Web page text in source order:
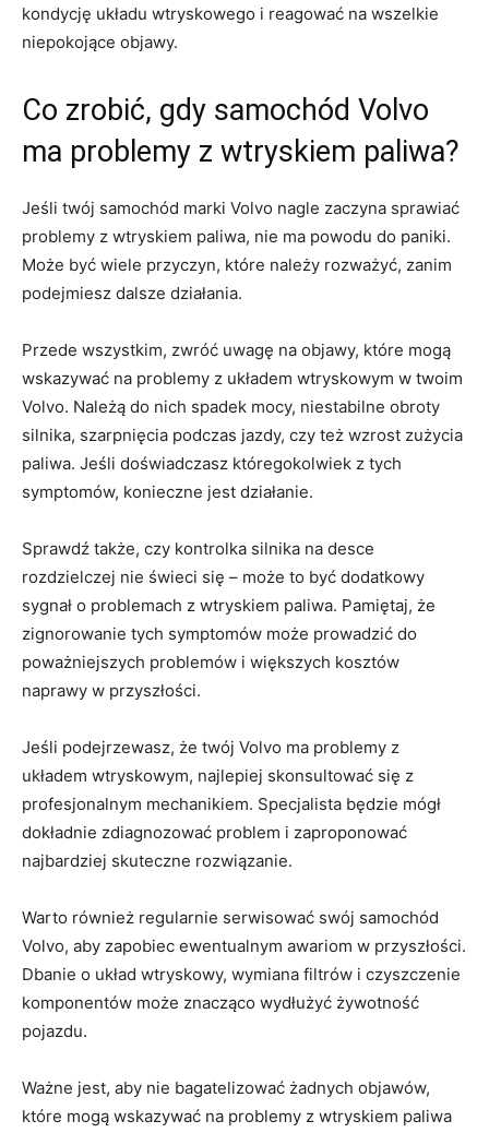
kondycję układu⁤ wtryskowego i reagować na wszelkie
niepokojące objawy.
Co zrobić, gdy samochód Volvo
ma problemy z wtryskiem paliwa?
Jeśli ⁤twój ⁣samochód marki ‍Volvo nagle zaczyna​ sprawiać‍
problemy z wtryskiem paliwa, ⁣nie ma powodu do paniki.
Może być wiele przyczyn, które należy rozważyć, zanim
podejmiesz dalsze działania.
Przede wszystkim, zwróć uwagę na objawy, które mogą
wskazywać⁢ na ​problemy z układem wtryskowym w twoim
Volvo. Należą do nich spadek mocy, ‍niestabilne obroty
silnika, szarpnięcia podczas jazdy, czy‍ też wzrost zużycia​
paliwa. Jeśli⁣ doświadczasz któregokolwiek ‍z tych
symptomów, konieczne jest działanie.
Sprawdź ​także, czy kontrolka⁤ silnika na desce
rozdzielczej ⁣nie świeci ​się – ⁤może to być⁣ dodatkowy
sygnał o problemach z wtryskiem ‍paliwa. Pamiętaj, że⁣
zignorowanie tych symptomów może prowadzić do
poważniejszych problemów i ‍większych kosztów
naprawy w przyszłości.
Jeśli podejrzewasz, że twój Volvo ma problemy⁤ z
układem wtryskowym, najlepiej skonsultować się z
profesjonalnym mechanikiem. Specjalista będzie⁢ mógł
dokładnie zdiagnozować problem i zaproponować
najbardziej skuteczne rozwiązanie.
Warto również regularnie serwisować ⁣swój‌ samochód
Volvo,‌ aby zapobiec⁤ ewentualnym awariom w przyszłości.
Dbanie o układ wtryskowy, wymiana filtrów ‍i czyszczenie
komponentów może​ znacząco wydłużyć żywotność
pojazdu.
Ważne jest, aby nie bagatelizować ‌żadnych objawów,
które mogą wskazywać na problemy z ⁣wtryskiem paliwa